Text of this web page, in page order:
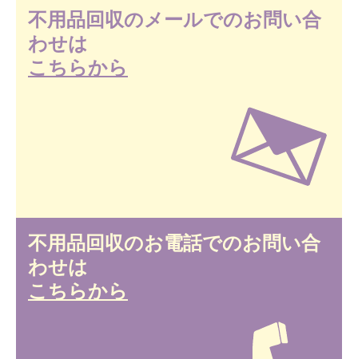
不用品回収のメールでのお問い合
わせは
こちらから
不用品回収のお電話でのお問い合
わせは
こちらから